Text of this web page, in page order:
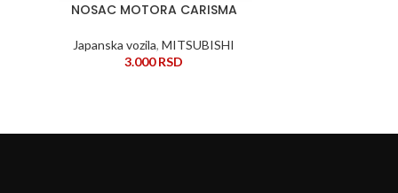
DODAJ U KORPU
NOSAC MOTORA CARISMA
Japanska vozila,MITSUBISHI
3.000RSD